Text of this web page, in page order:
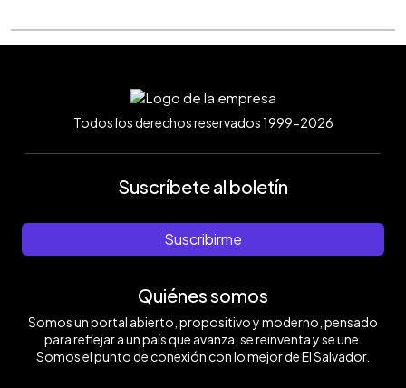
Todos los derechos reservados 1999-2026
Suscríbete al boletín
Suscribirme
Quiénes somos
Somos un portal abierto, propositivo y moderno, pensado
para reflejar a un país que avanza, se reinventa y se une.
Somos el punto de conexión con lo mejor de El Salvador.